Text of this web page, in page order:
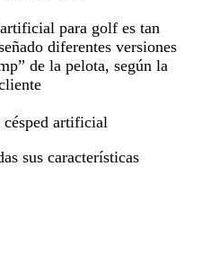
para golf es tan
diferentes versiones
de la pelota, según la
artificial
sus características